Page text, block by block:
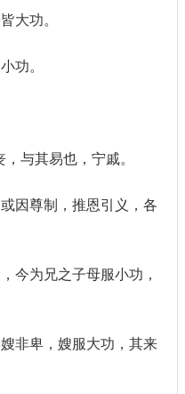
大功。
功。
与其易也，宁戚。
因尊制，推恩引义，各
今为兄之子母服小功，
非卑，嫂服大功，其来